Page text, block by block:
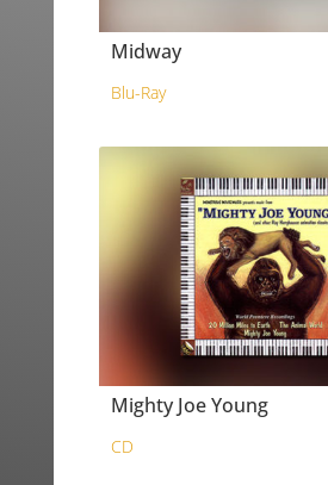
Midway
Blu-Ray
Mighty Joe Young
CD